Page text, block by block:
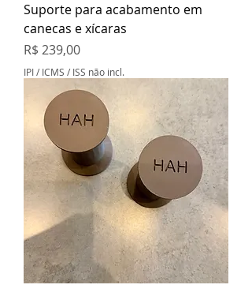
Suporte para acabamento em
canecas e xícaras
Preço
R$ 239,00
IPI / ICMS / ISS não incl.